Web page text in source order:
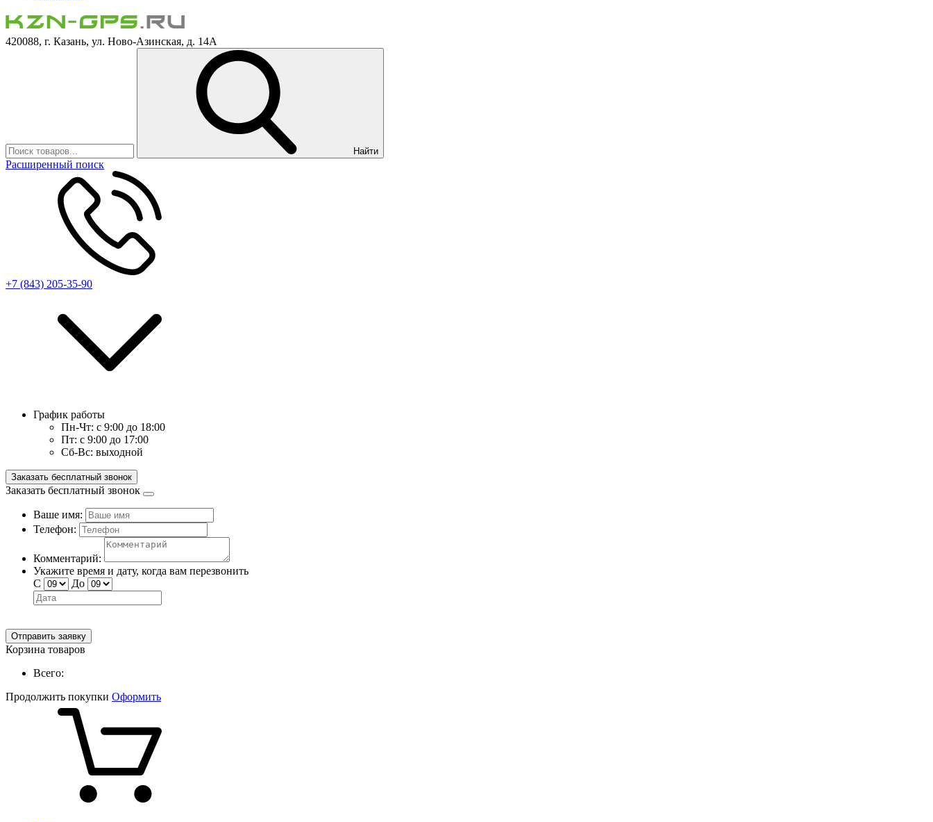
420088, г. Казань, ул. Ново-Азинская, д. 14А
Найти
Расширенный поиск
+7 (843) 205-35-90
График работы
Пн-Чт: с 9:00 до 18:00
Пт: с 9:00 до 17:00
Сб-Вс: выходной
Заказать бесплатный звонок
Заказать бесплатный звонок
Ваше имя:
Телефон:
Комментарий:
Укажите время и дату, когда вам перезвонить
С
До
Отправить заявку
Корзина товаров
Всего:
Продолжить покупки Оформить